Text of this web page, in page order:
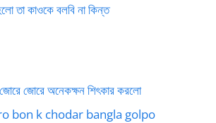
তা কাওকে বলবি না কিন্ত
জোরে অনেকক্ষন শিৎকার করলো
bon k chodar bangla golpo